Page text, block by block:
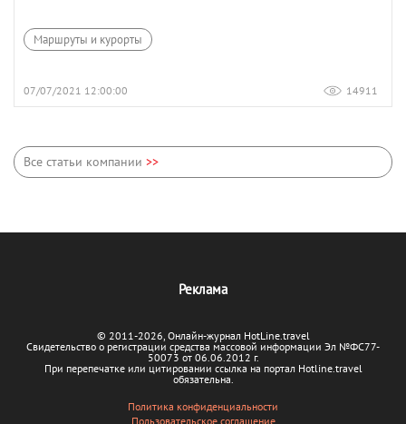
Маршруты и курорты
07/07/2021 12:00:00 14911
Все статьи компании >>
Реклама
© 2011-2026, Онлайн-журнал HotLine.travel
Свидетельство о регистрации средства массовой информации Эл №ФС77-
50073 от 06.06.2012 г.
При перепечатке или цитировании ссылка на портал Hotline.travel
обязательна.
Политика конфиденциальности
Пользовательское соглашение